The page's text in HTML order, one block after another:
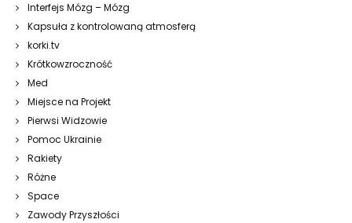
Interfejs Mózg – Mózg
Kapsuła z kontrolowaną atmosferą
korki.tv
Krótkowzroczność
Med
Miejsce na Projekt
Pierwsi Widzowie
Pomoc Ukrainie
Rakiety
Różne
Space
Zawody Przyszłości